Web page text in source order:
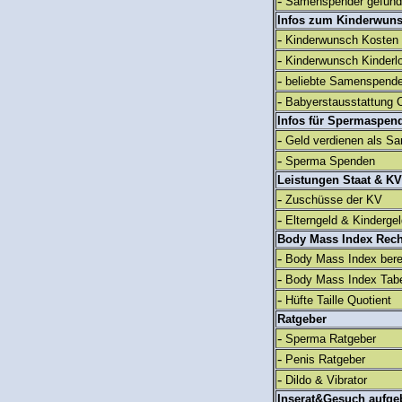
Infos zum
- Kinderwunsch Kosten
- Kinderwunsch
- beliebte
- Babyerstausstattung
Infos für
- Geld verdienen als
- Sperma Spenden
Leistungen Staat & KV
- Zuschüsse der KV
- Elterngeld &
Body Mass Index
- Body Mass Index
- Body Mass Index
- Hüfte Taille Quotient
Ratgeber
- Sperma Ratgeber
- Penis Ratgeber
- Dildo & Vibrator
Inserat&Gesuch